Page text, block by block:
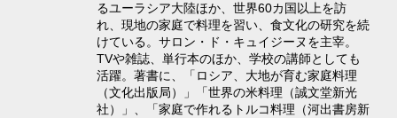
るユーラシア大陸ほか、世界60カ国以上を訪
れ、現地の家庭で料理を習い、食文化の研究を続
けている。サロン・ド・キュイジーヌを主宰。
TVや雑誌、単行本のほか、学校の講師としても
活躍。著書に、「ロシア、大地が育む家庭料理
（文化出版局）」「世界の米料理（誠文堂新光
社）」、「家庭で作れるトルコ料理（河出書房新